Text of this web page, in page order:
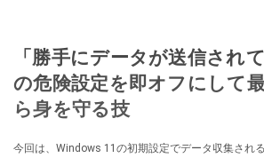
「勝手にデータが送信され
の危険設定を即オフにして
ら身を守る技
今回は、Windows 11の初期設定でデータ収集され